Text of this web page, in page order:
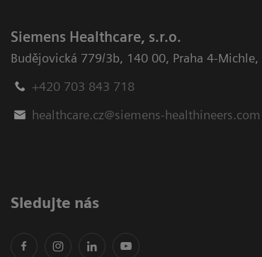
Siemens Healthcare, s.r.o.
Budějovická 779/3b, 140 00, Praha 4-Michle,
+420 703 843 718
healthcare.cz@siemens-healthineers.com
Sledujte nás